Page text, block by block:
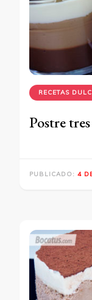
RECETAS
Postre
PUBLICADO: 4